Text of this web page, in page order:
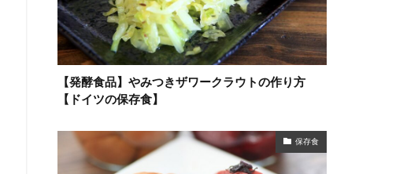
【発酵食品】やみつきザワークラウトの作り方
【ドイツの保存食】
保存食